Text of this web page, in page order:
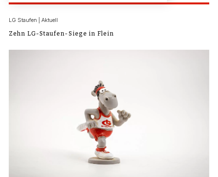
LG Staufen | Aktuell
Zehn LG-Staufen-Siege in Flein